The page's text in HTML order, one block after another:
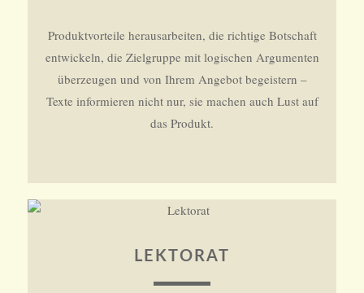
Produktvorteile herausarbeiten, die richtige Botschaft
entwickeln, die Zielgruppe mit logischen Argumenten
überzeugen und von Ihrem Angebot begeistern –
Texte informieren nicht nur, sie machen auch Lust auf
das Produkt.
LEKTORAT